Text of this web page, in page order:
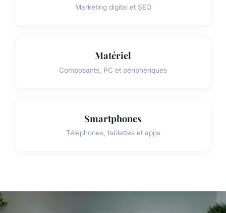
Marketing digital et SEO
Matériel
Composants, PC et périphériques
Smartphones
Téléphones, tablettes et apps